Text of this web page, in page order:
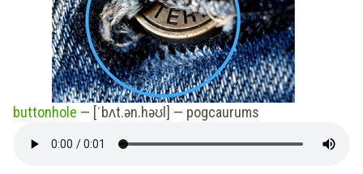
buttonhole — [ˈbʌt.ən.həʊl] — pogcaurums